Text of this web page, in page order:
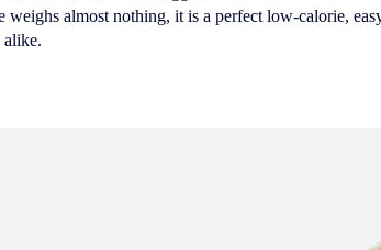
almost nothing, it is a perfect low-calorie,
alike.